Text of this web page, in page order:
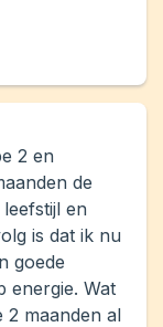
2 en
de
en
is dat ik nu
goede
energie. Wat
2 maanden al